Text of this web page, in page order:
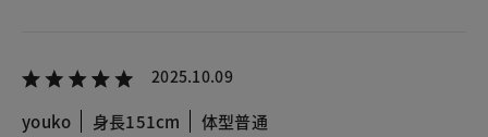
2025.10.09
youko 身長151cm 体型普通